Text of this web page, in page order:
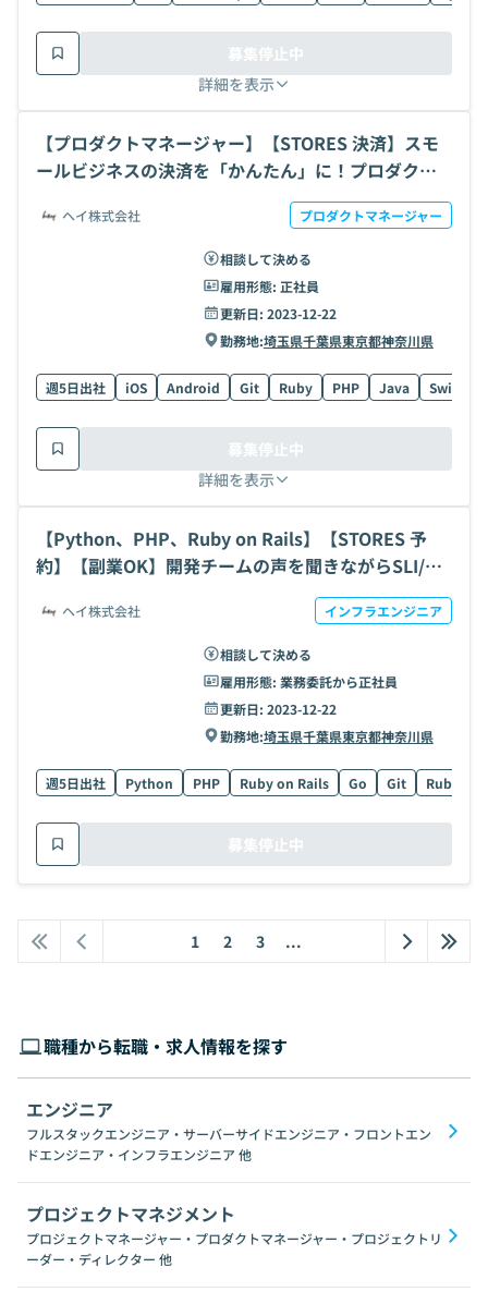
詳細を表示
募集停止中
【プロダクトマネージャー】【STORES 決済】スモ
ールビジネスの決済を「かんたん」に！プロダクト
ヘイ株式会社 プロダクトマネージャー
相談して決める
雇用形態: 正社員
更新日: 2023-12-22
勤務地:埼玉県千葉県東京都神奈川県
週5日出社 iOS Android Git Ruby PHP Java Swift
詳細を表示
募集停止中
【Python、PHP、Ruby on Rails】【STORES 予
約】【副業OK】開発チームの声を聞きながらSLI/SL
Oを定義し、ユーザーに価値を届ける開発チームSRE
の求人・案件
ヘイ株式会社 インフラエンジニア
相談して決める
雇用形態: 業務委託から正社員
更新日: 2023-12-22
勤務地:埼玉県千葉県東京都神奈川県
週5日出社 Python PHP Ruby on Rails Go Git Ruby
募集停止中
1 2 3 ...
職種から転職・求人情報を探す
エンジニア
フルスタックエンジニア・サーバーサイドエンジニア・フロントエン
ドエンジニア・インフラエンジニア 他
プロジェクトマネジメント
プロジェクトマネージャー・プロダクトマネージャー・プロジェクトリ
ーダー・ディレクター 他